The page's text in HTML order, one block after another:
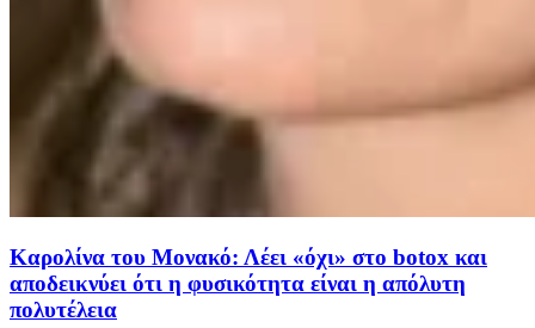
Καρολίνα του Μονακό: Λέει «όχι» στο botox και
αποδεικνύει ότι η φυσικότητα είναι η απόλυτη
πολυτέλεια